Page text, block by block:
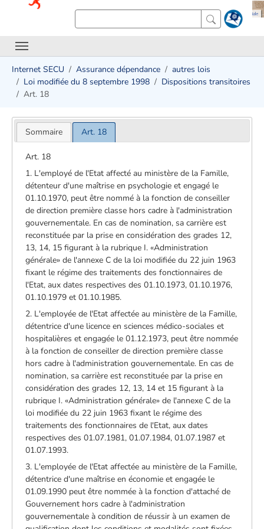
Internet SECU Assurance dépendance
autres lois
Loi modifiée du 8 septembre 1998
Dispositions transitoires
Art. 18
Sommaire Art. 18
Art. 18
1. L'employé de l'Etat affecté au ministère de la Famille,
détenteur d'une maîtrise en psychologie et engagé le
01.10.1970, peut être nommé à la fonction de conseiller
de direction première classe hors cadre à l'administration
gouvernementale. En cas de nomination, sa carrière est
reconstituée par la prise en considération des grades 12,
13, 14, 15 figurant à la rubrique I. «Administration
générale» de l'annexe C de la loi modifiée du 22 juin 1963
fixant le régime des traitements des fonctionnaires de
l'Etat, aux dates respectives des 01.10.1973, 01.10.1976,
01.10.1979 et 01.10.1985.
2. L'employée de l'Etat affectée au ministère de la Famille,
détentrice d'une licence en sciences médico-sociales et
hospitalières et engagée le 01.12.1973, peut être nommée
à la fonction de conseiller de direction première classe
hors cadre à l'administration gouvernementale. En cas de
nomination, sa carrière est reconstituée par la prise en
considération des grades 12, 13, 14 et 15 figurant à la
rubrique I. «Administration générale» de l'annexe C de la
loi modifiée du 22 juin 1963 fixant le régime des
traitements des fonctionnaires de l'Etat, aux dates
respectives des 01.07.1981, 01.07.1984, 01.07.1987 et
01.07.1993.
3. L'employée de l'Etat affectée au ministère de la Famille,
détentrice d'une maîtrise en économie et engagée le
01.09.1990 peut être nommée à la fonction d'attaché de
Gouvernement hors cadre à l'administration
gouvernementale à condition de réussir à un examen de